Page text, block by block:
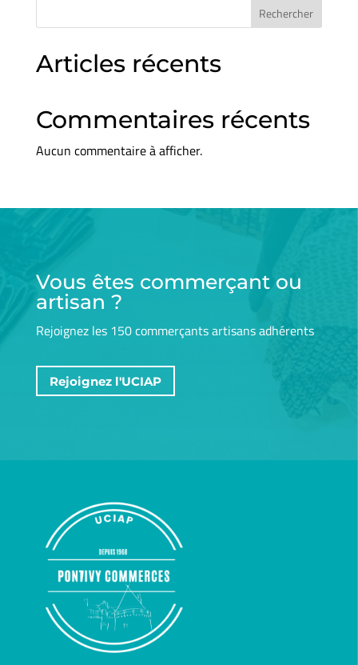
Rechercher
Articles récents
Commentaires récents
Aucun commentaire à afficher.
Vous êtes commerçant ou
artisan ?
Rejoignez les 150 commerçants artisans adhérents
Rejoignez l'UCIAP